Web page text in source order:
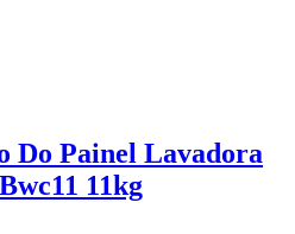
Do Painel Lavadora
11kg